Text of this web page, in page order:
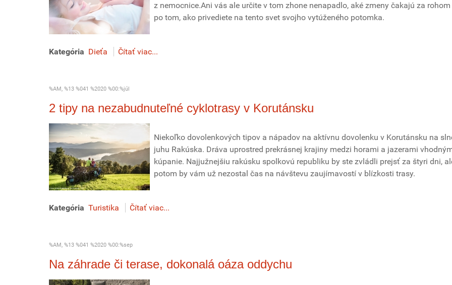
z nemocnice.Ani vás ale určite v tom zhone nenapadlo, aké zmeny čakajú za
po tom, ako privediete na tento svet svojho vytúženého potomka.
Kategória Dieťa Čítať viac...
%AM, %13 %041 %2020 %00:%júl
2 tipy na nezabudnuteľné cyklotrasy v Korutánsku
Niekoľko dovolenkových tipov a nápadov na aktívnu dovolenku v Korutánsku na
juhu Rakúska. Dráva uprostred prekrásnej krajiny medzi horami a jazerami
kúpanie. Najjužnejšiu rakúsku spolkovú republiku by ste zvládli prejsť za štyri dni,
potom by vám už nezostal čas na návštevu zaujímavostí v blízkosti trasy.
Kategória Turistika Čítať viac...
%AM, %13 %041 %2020 %00:%sep
Na záhrade či terase, dokonalá oáza oddychu